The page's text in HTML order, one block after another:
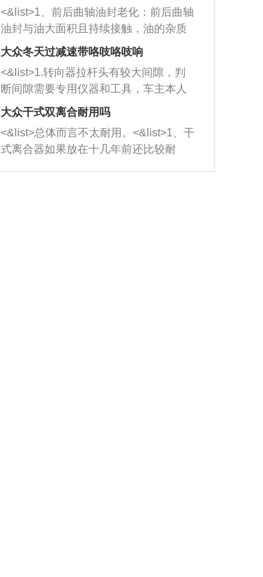
西取出来。但如果是因为积碳过多引起
的堵塞，就需要将三元催化器泡在草酸
洗剂对堵塞的情况得到解决，将清洗剂
放在燃油箱中，与燃油混合后，车辆启
动时，就可以和汽油一起进入到燃烧
室，最后形成废气排出，就可以让三元
催化器得到清洗，排气管堵塞的情况就
能够得到解决。
一圈半的练习，往右同样也要打相同的
圈数。 <&list>3、最后强调要反复练
习，这样就可以形成肌肉记忆，在真实
驾驶车辆时，不需要记忆也能打好方
向。
<&list>1、前后曲轴油封老化：前后曲轴
油封与油大面积且持续接触，油的杂质
和发动机内持续温度变化使其密封效果
逐渐减弱，导致渗油或漏油。<&list>2、
活塞间隙过大：积碳会使活塞环与缸体
的间隙扩大，导致机油流入燃烧室中，
造成烧机油。<&list>3、机油粘度。使用
机油粘度过小的话，同样会有烧机油现
象，机油粘度过小具有很好的流动性，
大众冬天过减速带咯吱咯吱响
<&list>1.转向器拉杆头有较大间隙，判
断间隙需要专用仪器和工具，车主本人
无法制作，需要将车辆送到修理厂或4s
店；<&list>2.车辆半轴套管防尘罩破
裂，破裂后会出现漏油现象，使半轴磨
损严重，磨损的半轴容易损坏，产生异
响；<&list>3.稳定器的转向胶套和球头
大众干式双离合耐用吗
<&list>总体而言不太耐用。<&list>1、干
式离合器如果放在十几年前还比较耐